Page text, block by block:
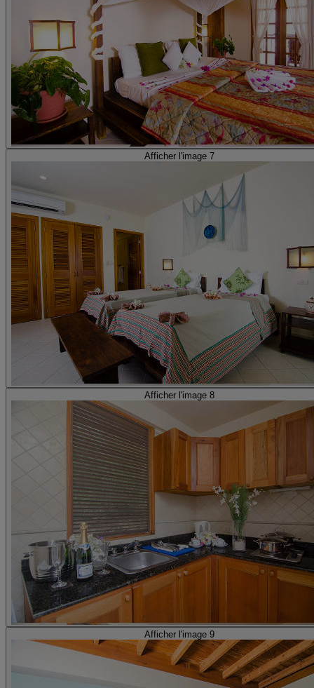
Afficher l'image 7
Afficher l'image 8
Afficher l'image 9